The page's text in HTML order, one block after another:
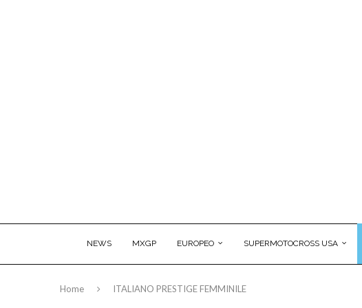
NEWS MXGP EUROPEO SUPERMOTOCROSS USA
Home ITALIANO PRESTIGE FEMMINILE